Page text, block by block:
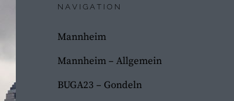
NAVIGATION
Mannheim
Mannheim – Allgemein
BUGA23 – Gondeln